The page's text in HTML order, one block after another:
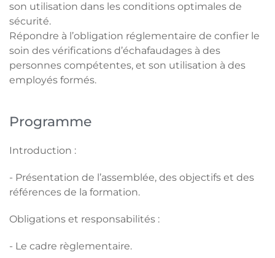
son utilisation dans les conditions optimales de
sécurité.
Répondre à l’obligation réglementaire de confier le
soin des vérifications d’échafaudages à des
personnes compétentes, et son utilisation à des
employés formés.
Programme
Introduction :
- Présentation de l’assemblée, des objectifs et des
références de la formation.
Obligations et responsabilités :
- Le cadre règlementaire.